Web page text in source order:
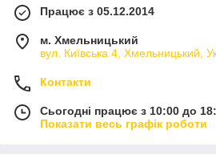
Працює з 05.12.2014
м. Хмельницький
вул. Київська 4, Хмельницький,
Контакти
Сьогодні працює з 10:00 до
Показати весь графік роботи